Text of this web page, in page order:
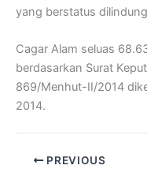
yang berstatus
Cagar Alam seluas
berdasarkan Surat
869/Menhut-II/2014
2014.
PREVIOUS